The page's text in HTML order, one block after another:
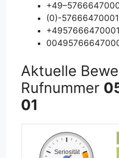
(0)-57666470001
+4957666470001
Aktuelle
Rufnummer
01
Seriosität